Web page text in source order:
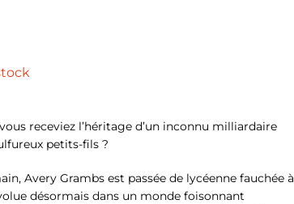
receviez l’héritage d’un inconnu milliardaire
petits-fils ?
Avery Grambs est passée de lycéenne fauchée à
désormais dans un monde foisonnant